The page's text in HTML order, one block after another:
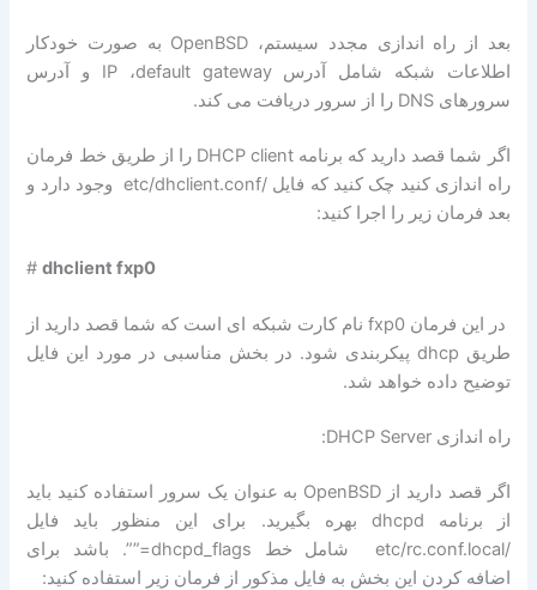
بعد از راه اندازی مجدد سیستم، OpenBSD به صورت خودکار
اطلاعات شبکه شامل آدرس IP ،default gateway و آدرس
سرورهای DNS را از سرور دریافت می کند.
اگر شما قصد دارید که برنامه DHCP client را از طریق خط فرمان
راه اندازی کنید چک کنید که فایل /etc/dhclient.conf وجود دارد و
بعد فرمان زیر را اجرا کنید:
#dhclient fxp0
در این فرمان fxp0 نام کارت شبکه ای است که شما قصد دارید از
طریق dhcp پیکربندی شود. در بخش مناسبی در مورد این فایل
توضیح داده خواهد شد.
راه اندازی DHCP Server:
اگر قصد دارید از OpenBSD به عنوان یک سرور استفاده کنید باید
از برنامه dhcpd بهره بگیرید. برای این منظور باید فایل
/etc/rc.conf.local شامل خط dhcpd_flags=””. باشد برای
اضافه کردن این بخش به فایل مذکور از فرمان زیر استفاده کنید: